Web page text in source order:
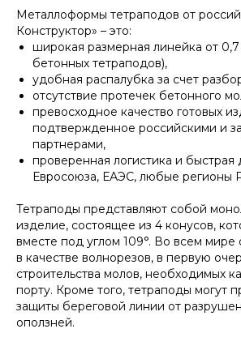
Металлоформы тетраподов от
Конструктор» – это:
широкая размерная линейка от
бетонных тетраподов),
удобная распалубка за счет
отсутствие протечек бетонного
превосходное качество готовых
подтвержденное российскими и
партнерами,
проверенная логистика и быстрая
Евросоюза, ЕАЭС, любые регионы
Тетраподы представляют собой
изделие, состоящее из 4 конусов,
вместе под углом 109°. Во всем мире
в качестве волнорезов, в первую
строительства молов, необходимых
порту. Кроме того, тетраподы могут
защиты береговой линии от
оползней.